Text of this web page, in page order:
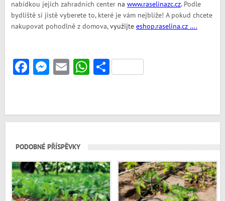
nabídkou jejich zahradních center na www.raselinazc.cz.Podle
bydliště si jistě vyberete to, které je vám nejblíže! A pokud chcete
nakupovat pohodlně z domova,využijte eshop.raselina.cz ….
Facebook
Messenger
EmailWhatsApp
Share
PODOBNÉ PŘÍSPĚVKY